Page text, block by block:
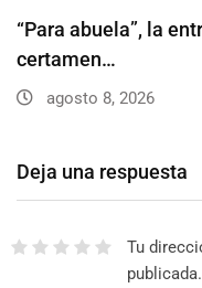
“Para abuela”, la
certamen…
agosto 8, 2026
Deja una respuesta
Tu
publicada.